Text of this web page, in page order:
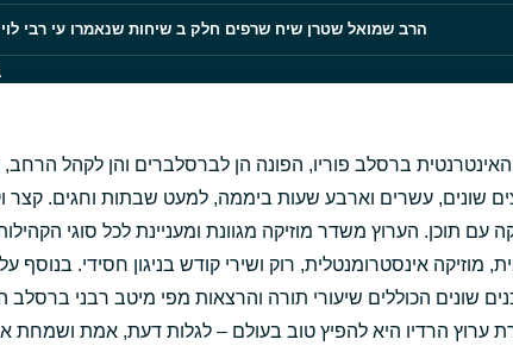
הרב שמואל שטרן שיח שרפים חלק ב שיחות שנאמרו עי רבי
שבת בפתח • Noy Lavi Fuchs
ברסלב פוריו, הפונה הן לברסלברים והן לקהל הרחב,
שונים, עשרים וארבע שעות ביממה, למעט שבתות וחגים. קצר
עם תוכן. הערוץ משדר מוזיקה מגוונת ומעניינת לכל סוגי
מוזיקה אינסטרומנטלית, רוק ושירי קודש בניגון חסידי. בנוסף
שונים הכוללים שיעורי תורה והרצאות מפי מיטב רבני ברסלב
ערוץ הרדיו היא להפיץ טוב בעולם – לגלות דעת, אמת ושמחת